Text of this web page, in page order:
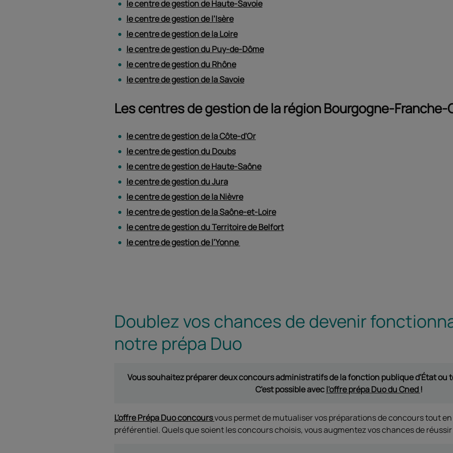
le centre de gestion de Haute-Savoie
le centre de gestion de l’Isère
le centre de gestion de la Loire
le centre de gestion du Puy-de-Dôme
le centre de gestion du Rhône
le centre de gestion de la Savoie
Les centres de gestion de la région Bourgogne-
le centre de gestion de la Côte-d'Or
le centre de gestion du Doubs
le centre de gestion de Haute-Saône
le centre de gestion du Jura
le centre de gestion de la Nièvre
le centre de gestion de la Saône-et-Loire
le centre de gestion du Territoire de Belfort
le centre de gestion de l’Yonne
Doublez vos chances de devenir
notre prépa Duo
Vous souhaitez préparer deux concours administratifs de la fonction publique d'État ou
C'est possible avecl'offre prépa Duo du Cned !
L'offre Prépa Duo concoursvous permet de mutualiser vos préparations de concours tout
préférentiel. Quels que soient les concours choisis, vous augmentez vos chances de